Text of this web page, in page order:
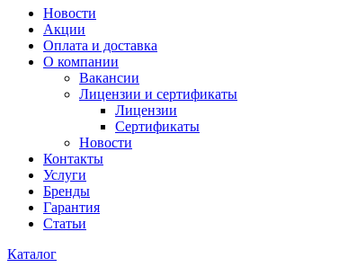
Новости
Акции
Оплата и доставка
О компании
Вакансии
Лицензии и сертификаты
Лицензии
Сертификаты
Новости
Контакты
Услуги
Бренды
Гарантия
Статьи
Каталог